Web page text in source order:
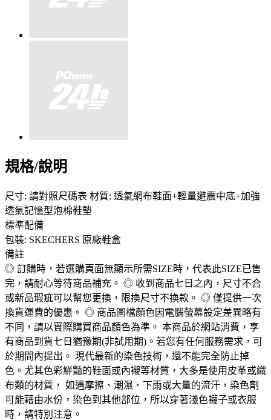
規格/說明
尺寸: 請對照尺碼表 材質: 透氣網布鞋面+輕量避震中底+加強
透氣記憶型泡棉鞋墊
標準配備
包裝: SKECHERS 原廠鞋盒
備註
◎ 訂購時，若選購頁面無顯示所需SIZE時，代表此SIZE已售
完，請耐心等待商品補充。 ◎ 收到商品七日之內，尺寸不合
或新品瑕疵可以幫您更換，限換尺寸不換款。 ◎ 僅提供一次
換貨運費的優惠。 ◎ 商品圖檔顏色因電腦螢幕設定差異略有
不同，請以實際購買商品顏色為準。 本商品於網站消費，享
有商品到貨七日猶豫期(非試用期)。若您有任何服務需求，可
於期間內提出。 現代最新的染色技術，還不能完全防止掉
色。尤其色彩鮮豔的鞋面或內襯等材質，大多是使用皮革或織
布類的材質， 如遇摩擦、潮濕、下雨或大量的流汗，染色劑
可能藉由水份，染色到其他部位，所以穿著淺色襪子或衣服
時，請特別注意。